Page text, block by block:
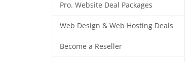
Pro. Website Deal Packages
Web Design & Web Hosting Deals
Become a Reseller